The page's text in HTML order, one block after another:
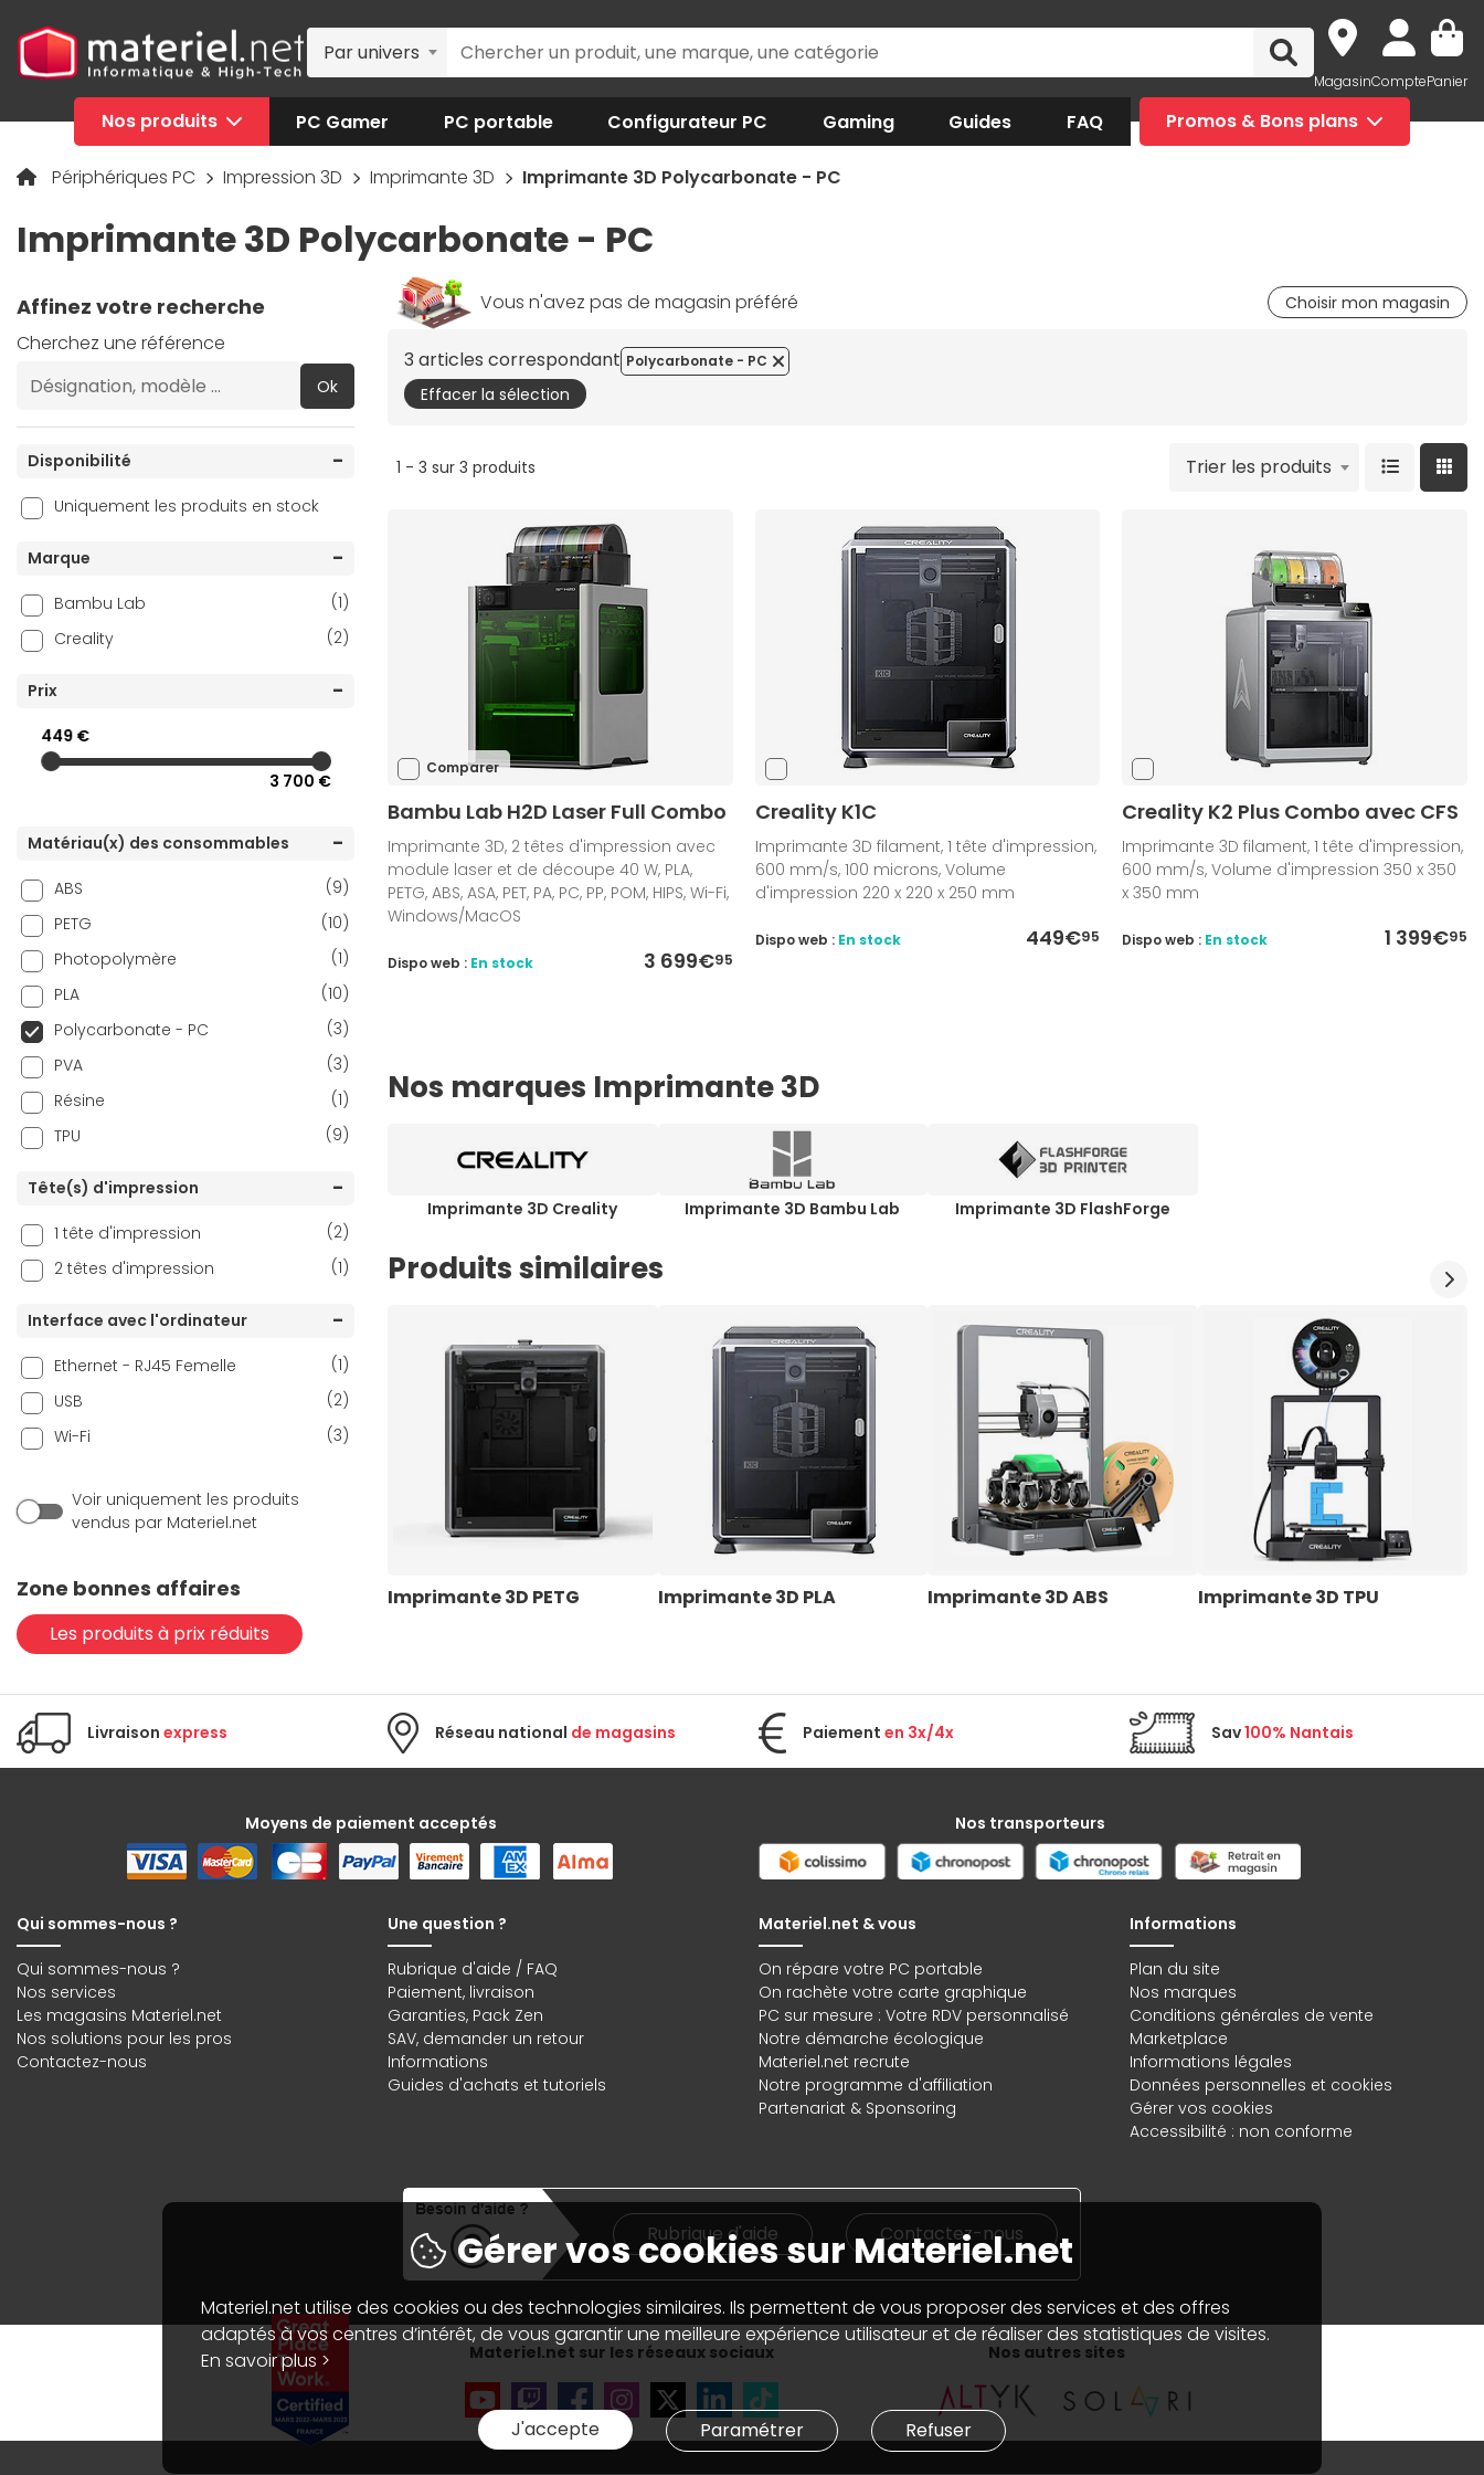
Par univers
MagasinComptePanier
Nos produits PC Gamer PC portable Configurateur PC Gaming Guides FAQ Promos & Bons plans
Périphériques PC Impression 3D Imprimante 3D Imprimante 3D Polycarbonate - PC
Imprimante 3D Polycarbonate - PC
Affinez votre recherche
Cherchez une référence
Ok
Disponibilité
Uniquement les produits en stock
Marque
Bambu Lab
(1)
Creality
(2)
Prix
449 €
3 700 €
Matériau(x) des consommables
ABS
(9)
PETG
(10)
Photopolymère
(1)
PLA
(10)
Polycarbonate - PC
(3)
PVA
(3)
Résine
(1)
TPU
(9)
Tête(s) d'impression
1 tête d'impression
(2)
2 têtes d'impression
(1)
Interface avec l'ordinateur
Ethernet - RJ45 Femelle
(1)
USB
(2)
Wi-Fi
(3)
Voir uniquement les produits
vendus par Materiel.net
Zone bonnes affaires
Les produits à prix réduits
Vous n'avez pas de magasin préféré Choisir mon magasin
3 articles correspondant
Effacer la sélection
Polycarbonate - PC
1 - 3 sur 3 produits Trier les produits
Comparer
Bambu Lab H2D Laser Full Combo
Imprimante 3D, 2 têtes d'impression avec
module laser et de découpe 40 W, PLA,
PETG, ABS, ASA, PET, PA, PC, PP, POM, HIPS, Wi-Fi,
Windows/MacOS
3 699€95
Dispo web : En stock
Creality K1C
Imprimante 3D filament, 1 tête d'impression,
600 mm/s, 100 microns, Volume
d'impression 220 x 220 x 250 mm
449€95
Dispo web : En stock
Creality K2 Plus Combo avec CFS
Imprimante 3D filament, 1 tête d'impression,
600 mm/s, Volume d'impression 350 x 350
x 350 mm
1 399€95
Dispo web : En stock
Nos marques Imprimante 3D
Imprimante 3D Creality Imprimante 3D Bambu Lab Imprimante 3D FlashForge
Produits similaires
Imprimante 3D PETG Imprimante 3D PLA Imprimante 3D ABS Imprimante 3D TPU
Livraison express Réseau national de magasins Paiement en 3x/4x Sav100% Nantais
Moyens de paiement acceptés Nos transporteurs
Qui sommes-nous ?
Qui sommes-nous ?
Nos services
Les magasins Materiel.net
Nos solutions pour les pros
Contactez-nous
Une question ?
Rubrique d'aide / FAQ
Paiement, livraison
Garanties, Pack Zen
SAV, demander un retour
Informations
Guides d'achats et tutoriels
Materiel.net & vous
On répare votre PC portable
On rachète votre carte graphique
PC sur mesure : Votre RDV personnalisé
Notre démarche écologique
Materiel.net recrute
Notre programme d'affiliation
Partenariat & Sponsoring
Informations
Plan du site
Nos marques
Conditions générales de vente
Marketplace
Informations légales
Données personnelles et cookies
Gérer vos cookies
Accessibilité : non conforme
Rubrique d'aide Contactez-nous
Materiel.net sur les réseaux sociaux Nos autres sites
Gérer vos cookies sur Materiel.net
Materiel.net utilise des cookies ou des technologies similaires. Ils permettent de vous proposer des services et des offres
adaptés à vos centres d’intérêt, de vous garantir une meilleure expérience utilisateur et de réaliser des statistiques de visites.
En savoir plus >
J'accepte Paramétrer Refuser